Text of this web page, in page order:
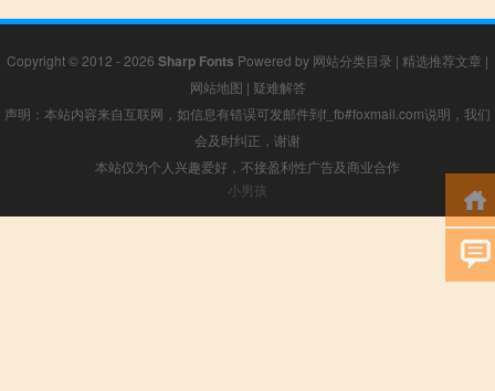
Copyright © 2012 - 2026 Sharp Fonts Powered by 网站分类目录 | 精选推荐文章 |
网站地图 | 疑难解答
声明：本站内容来自互联网，如信息有错误可发邮件到f_fb#foxmail.com说明，我们
会及时纠正，谢谢
本站仅为个人兴趣爱好，不接盈利性广告及商业合作
小男孩